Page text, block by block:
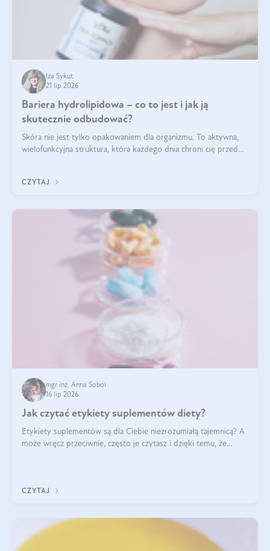
Iza Sykut
21 lip 2026
Bariera hydrolipidowa – co to jest i jak ją
skutecznie odbudować?
Skóra nie jest tylko opakowaniem dla organizmu. To aktywna,
wielofunkcyjna struktura, która każdego dnia chroni cię przed
bariera hydrolipidowa.
CZYTAJ
mgr inż. Anna Sobol
16 lip 2026
Jak czytać etykiety suplementów diety?
Etykiety suplementów są dla Ciebie niezrozumiałą tajemnicą? A
może wręcz przeciwnie, często je czytasz i dzięki temu, że
CZYTAJ